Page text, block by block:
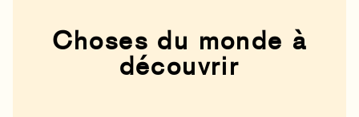
Choses du monde à
découvrir